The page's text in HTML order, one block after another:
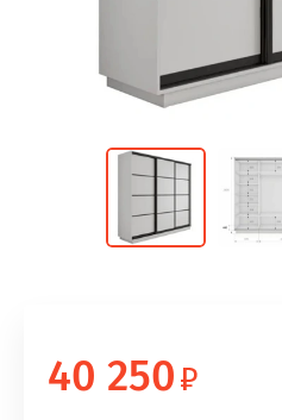
40 250